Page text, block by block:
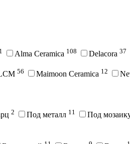
Alma Ceramica 108 Delacora 37
56 Maimoon Ceramica 12
2 Под металл 11 Под